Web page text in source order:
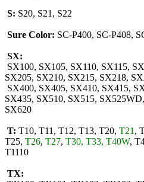
S: S20, S21, S22
Sure Color: SC-P400, SC-P408,
SX:
SX100, SX105, SX110, SX115,
SX205, SX210, SX215, SX218,
SX400, SX405, SX410, SX415,
SX435, SX510, SX515,
SX620
T: T10, T11, T12, T13, T20, T21 ,
T25, T26, T27, T30, T33, T40W,
T1110
TX: